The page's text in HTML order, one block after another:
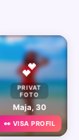
💕
PRIVAT
FOTO
Maja, 30
👀 VISA PROFIL